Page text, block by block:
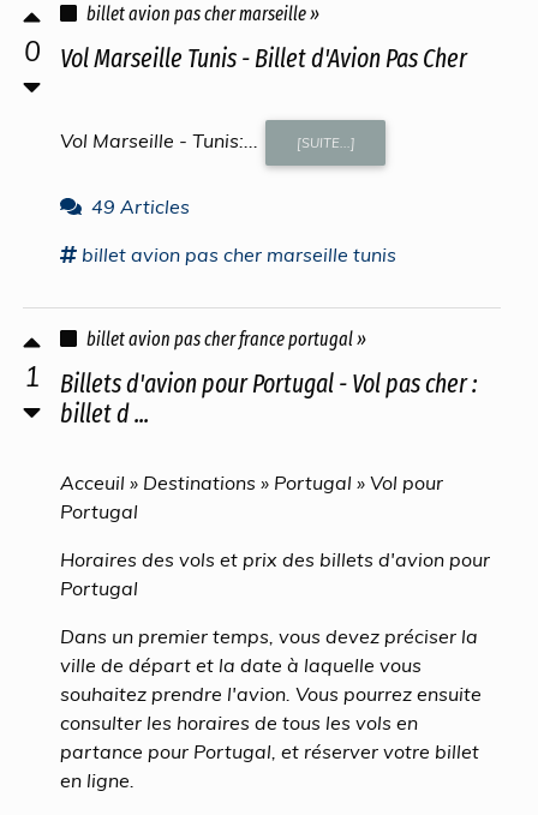
0
billet avion pas cher marseille »
Vol Marseille Tunis - Billet d'Avion Pas Cher
Vol Marseille - Tunis:... [SUITE...]
49 Articles
billet avion pas cher marseille tunis
1
billet avion pas cher france portugal »
Billets d'avion pour Portugal - Vol pas cher :
billet d ...
Acceuil » Destinations » Portugal » Vol pour
Portugal
Horaires des vols et prix des billets d'avion pour
Portugal
Dans un premier temps, vous devez préciser la
ville de départ et la date à laquelle vous
souhaitez prendre l'avion. Vous pourrez ensuite
consulter les horaires de tous les vols en
partance pour Portugal, et réserver votre billet
en ligne.